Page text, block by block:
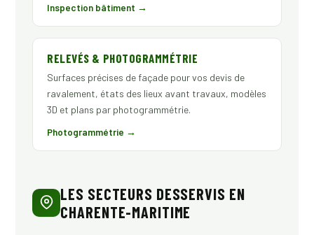
Inspection bâtiment →
RELEVÉS & PHOTOGRAMMÉTRIE
Surfaces précises de façade pour vos devis de
ravalement, états des lieux avant travaux, modèles
3D et plans par photogrammétrie.
Photogrammétrie →
LES SECTEURS DESSERVIS EN
CHARENTE-MARITIME